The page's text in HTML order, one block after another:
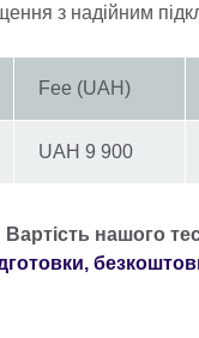
з надійним
Fee (UAH)
UAH 9 900
нашого